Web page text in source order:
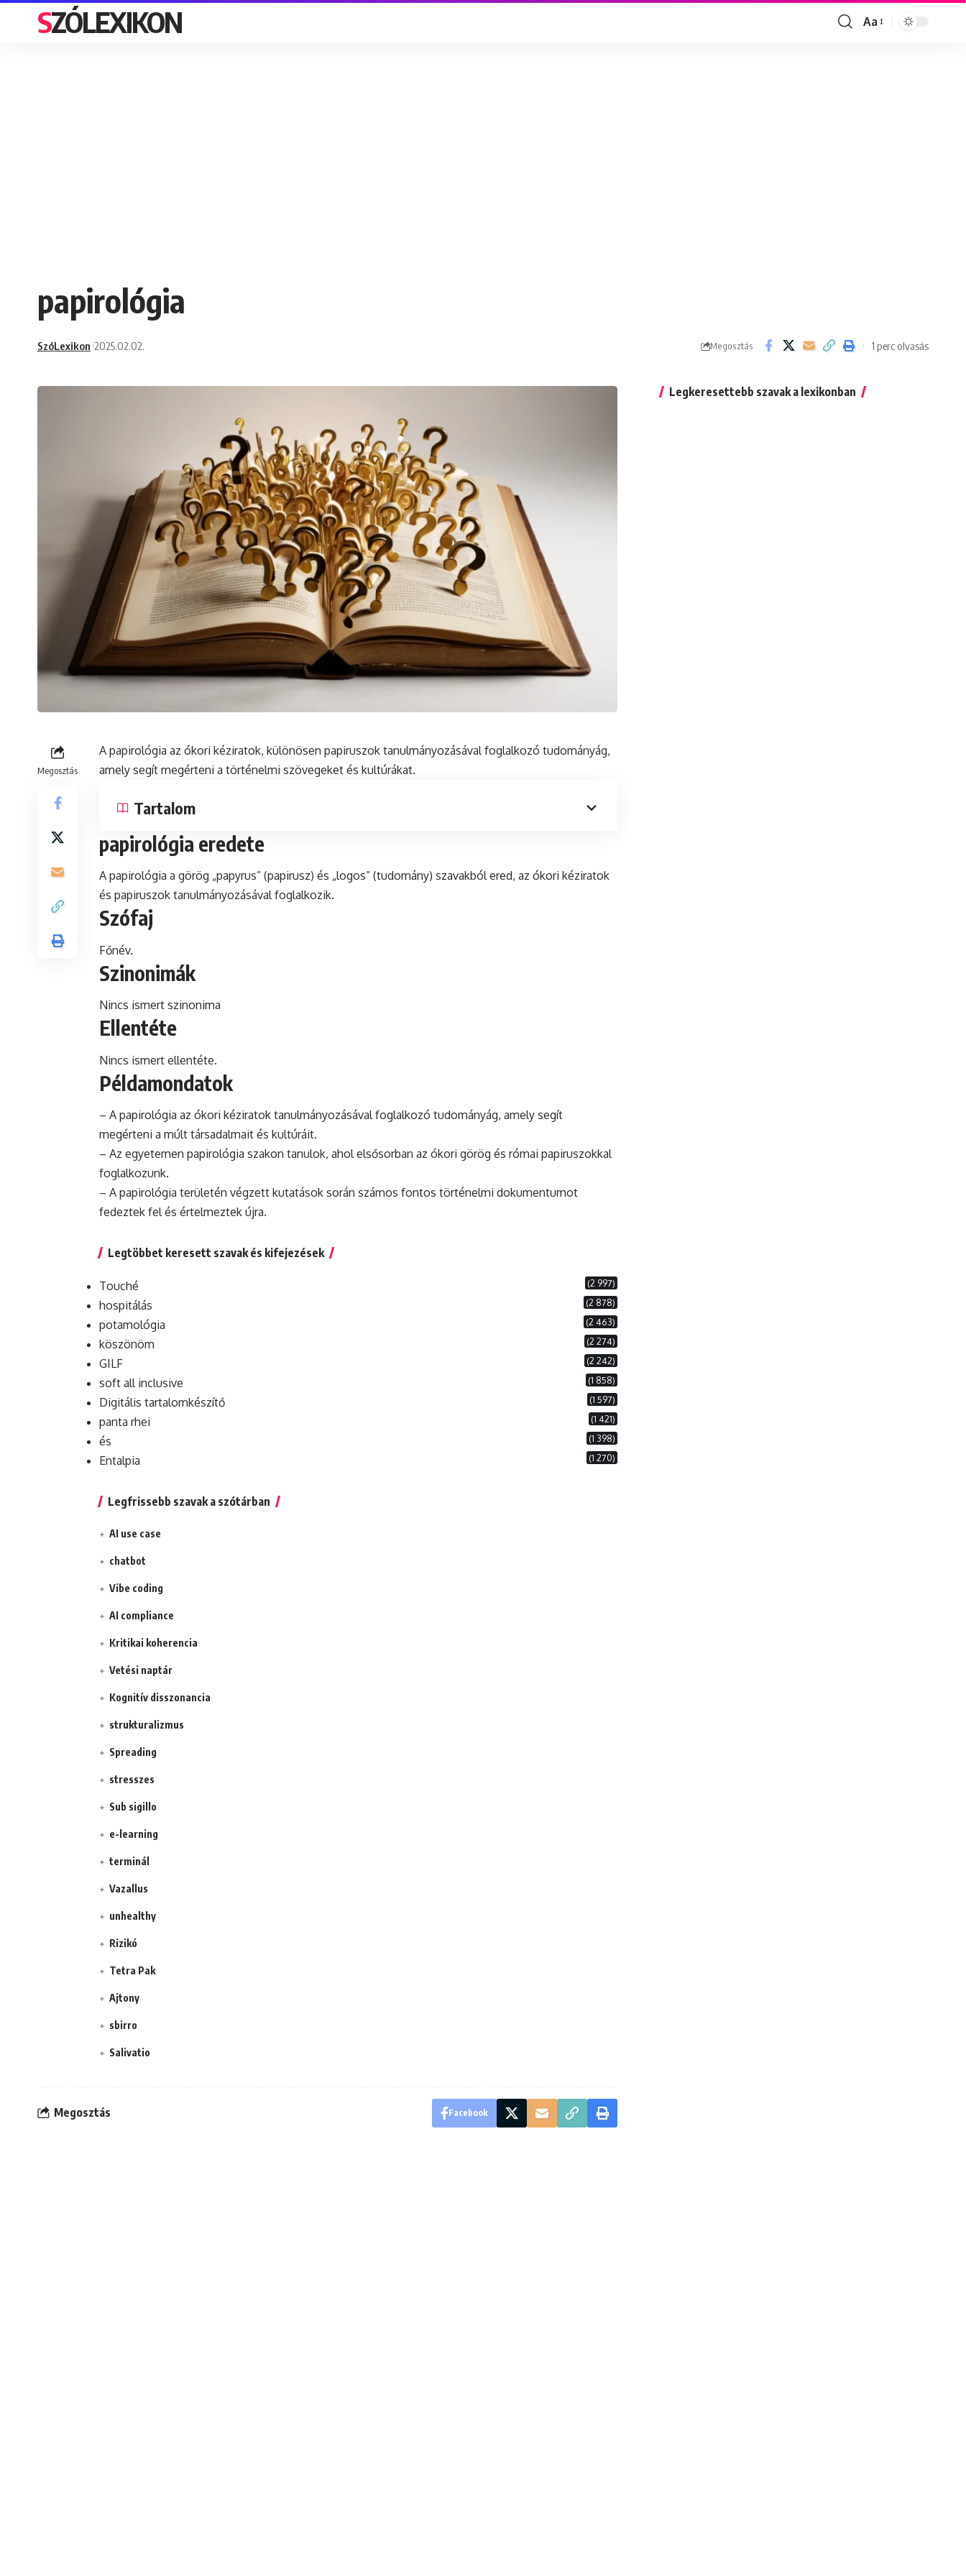
SZÓLEXIKON
Font
Aa
papirológia
SzóLexikon 2025.02.02. Megosztás 1 perc olvasás
Megosztás
A papirológia az ókori kéziratok, különösen papiruszok tanulmányozásával foglalkozó tudományág,
amely segít megérteni a történelmi szövegeket és kultúrákat.
Tartalom
papirológia eredete
A papirológia a görög „papyrus” (papirusz) és „logos” (tudomány) szavakból ered, az ókori kéziratok
és papiruszok tanulmányozásával foglalkozik.
Szófaj
Főnév.
Szinonimák
Nincs ismert szinonima
Ellentéte
Nincs ismert ellentéte.
Példamondatok
– A papirológia az ókori kéziratok tanulmányozásával foglalkozó tudományág, amely segít
megérteni a múlt társadalmait és kultúráit.
– Az egyetemen papirológia szakon tanulok, ahol elsősorban az ókori görög és római papiruszokkal
foglalkozunk.
– A papirológia területén végzett kutatások során számos fontos történelmi dokumentumot
fedeztek fel és értelmeztek újra.
Legtöbbet keresett szavak és kifejezések
Touché (2 997)
hospitálás (2 878)
potamológia (2 463)
köszönöm (2 274)
GILF (2 242)
soft all inclusive (1 858)
Digitális tartalomkészítő (1 597)
panta rhei (1 421)
és (1 398)
Entalpia (1 270)
Legfrissebb szavak a szótárban
AI use case
chatbot
Vibe coding
AI compliance
Kritikai koherencia
Vetési naptár
Kognitív disszonancia
strukturalizmus
Spreading
stresszes
Sub sigillo
e-learning
terminál
Vazallus
unhealthy
Rizikó
Tetra Pak
Ajtony
sbirro
Salivatio
Megosztás Facebook
Legkeresettebb szavak a lexikonban